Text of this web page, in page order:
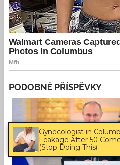
PODOBNÉ PŘÍSPĚVKY
Gynecologist in
Leakage After 50
(Stop Doing This)